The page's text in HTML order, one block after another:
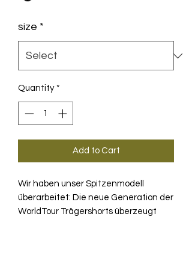
size *
Quantity *
Add to Cart
Wir haben unser Spitzenmodell
überarbeitet: Die neue Generation der
WorldTour Trägershorts überzeugt